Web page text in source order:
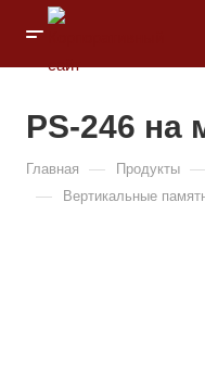
PS-246 на
Главная — Продукты —
— Вертикальные